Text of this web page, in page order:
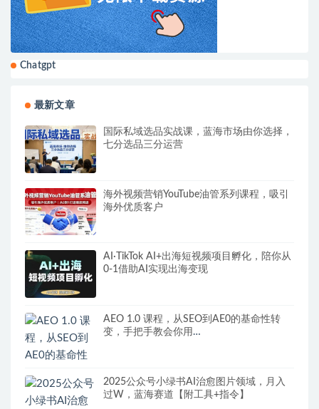
Chatgpt
最新文章
国际私域选品实战课，蓝海市场由你选择，
七分选品三分运营
海外视频营销YouTube油管系列课程，吸引
海外优质客户
AI·TikTok AI+出海短视频项目孵化，陪你从
0-1借助AI实现出海变现
AEO 1.0 课程，从SEO到AE0的基命性转
变，手把手教会你用
2025公众号小绿书AI治愈图片领域，月入
过W，蓝海赛道【附工具+指令】